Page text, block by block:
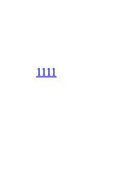
1111